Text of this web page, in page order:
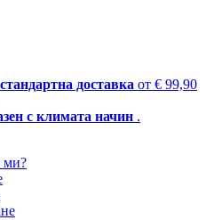
доставка от € 99,90
с климата начин .
ми?